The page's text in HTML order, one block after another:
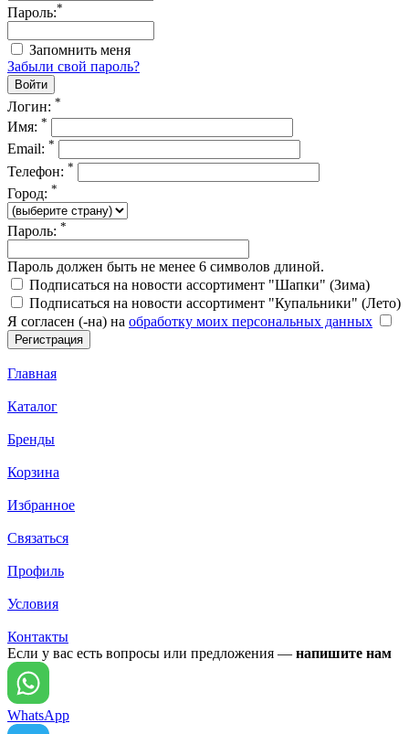
Пароль:*
Запомнить меня
Забыли свой пароль?
Логин: *
Имя: *
Email: *
Телефон: *
Город: *
Пароль: *
Пароль должен быть не менее 6 символов длиной.
Подписаться на новости ассортимент "Шапки" (Зима)
Подписаться на новости ассортимент "Купальники" (Лето)
Я согласен (-на) на обработку моих персональных данных
Главная
Каталог
Бренды
Корзина
Избранное
Связаться
Профиль
Условия
Контакты
Если у вас есть вопросы или предложения — напишите нам
WhatsApp